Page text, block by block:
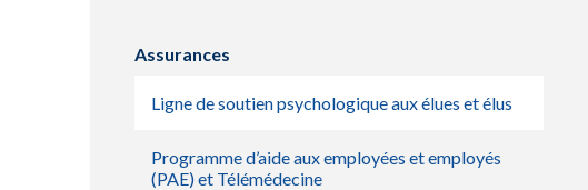
Assurances
Ligne de soutien psychologique aux élues et élus
Programme d’aide aux employées et employés
(PAE) et Télémédecine